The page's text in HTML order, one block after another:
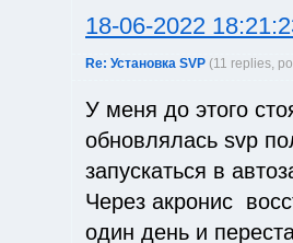
18-06-2022
Re: Установка SVP (11 replies,
У меня до этого
обновлялась svp
запускаться в
Через акронис
один день и